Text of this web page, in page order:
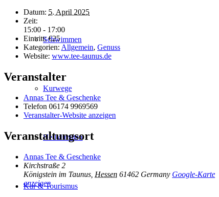
Schwimmen
Kurwege
Heilklimaten
Kur & Tourismus
Datum: 5. April 2025
Zeit:
15:00 - 17:00
Eintritt: €25
Kategorien: Allgemein, Genuss
Website: www.tee-taunus.de
Veranstalter
Annas Tee & Geschenke
Telefon 06174 9969569
Veranstalter-Website anzeigen
Veranstaltungsort
Annas Tee & Geschenke
Kirchstraße 2
Königstein im Taunus Hessen 61462 Germany Google-Karte
anzeigen